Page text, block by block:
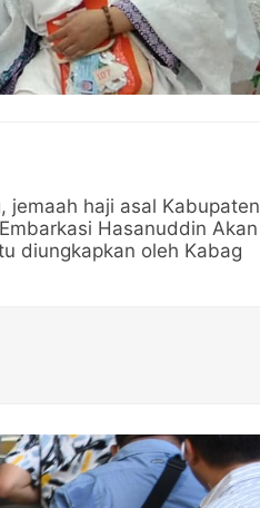
jemaah haji asal Kabupaten
Hasanuddin Akan
diungkapkan oleh Kabag